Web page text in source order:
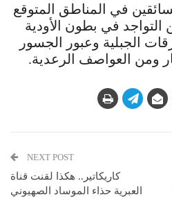
في المناطق المتوقع
في بطون الأودية
الجبلية وعبور الجسور
ومن العواصف الرعدية.
NEXT POST
كاريكاتير.. هكذا لقنت قناة
العبرية حذاء الموساد الصهيوني